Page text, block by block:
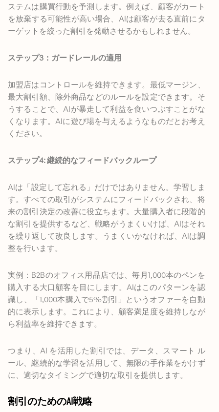
ステムは購買行動を予測します。例えば、顧客がカート
を放棄する可能性が高い場合、AIは顧客が去る直前にタ
ーゲットを絞った割引を発動させるかもしれません。
ステップ3：ガードレールの適用
加盟店はコントロールを維持できます。最低マージン、
最大割引額、除外商品などのルールを設定できます。そ
うすることで、AIが暴走して利益を食いつぶすことがな
くなります。AIに遊び場を与えるようなものだとお考え
ください。
ステップ4: 継続的なフィードバックループ
AIは「設定して忘れる」だけではありません。学習しま
す。すべての取引がシステムにフィードバックされ、将
来の割引決定の改善に役立ちます。大量購入者に段階的
な割引を提供するなど、戦略がうまくいけば、AIはそれ
を繰り返して改良します。うまくいかなければ、AIは調
整を行います。
実例：B2Bのオフィス用品店では、毎月1,000本のペンを
購入する大口顧客を目にします。AIはこのパターンを認
識し、「1,000本購入で5%割引」というオファーを自動
的に表示します。これにより、顧客満足度を維持しなが
ら利益率を維持できます。
つまり、AI を活用した割引では、データ、スマート ル
ール、継続的な学習を活用して、無限の手作業をかけず
に、適切なタイミングで適切な取引を提供します。
割引のためのAI戦略